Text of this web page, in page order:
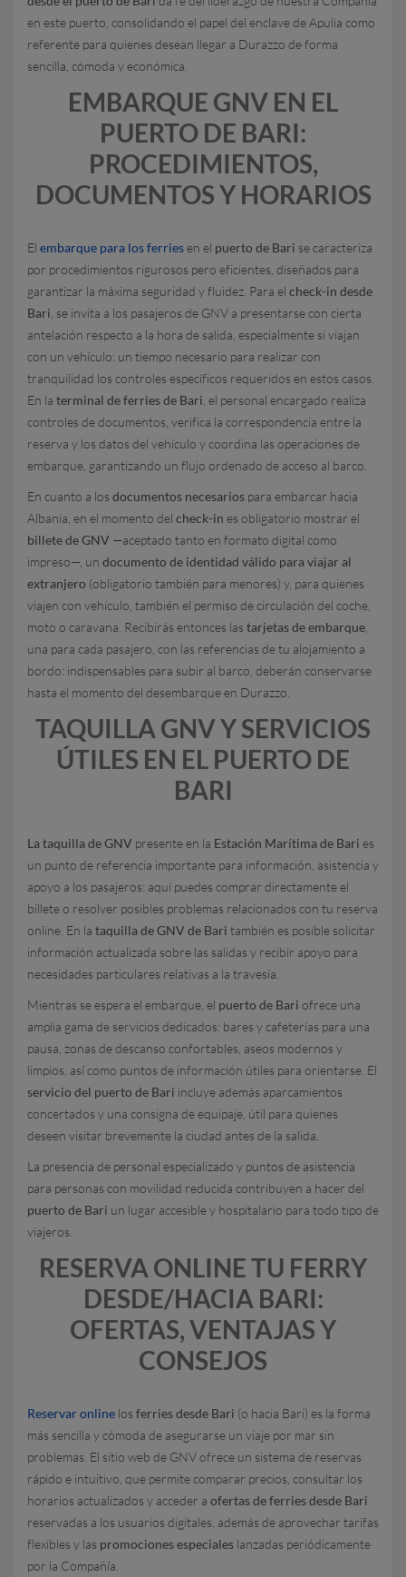
en este puerto, consolidando el papel del enclave de Apulia como
referente para quienes desean llegar a Durazzo de forma
sencilla, cómoda y económica.
EMBARQUE GNV EN EL
PUERTO DE BARI:
PROCEDIMIENTOS,
DOCUMENTOS Y HORARIOS
El embarque para los ferriesen el puerto de Bari se caracteriza
por procedimientos rigurosos pero eficientes, diseñados para
garantizar la máxima seguridad y fluidez. Para el check-in desde
Bari , se invita a los pasajeros de GNV a presentarse con cierta
antelación respecto a la hora de salida, especialmente si viajan
con un vehículo: un tiempo necesario para realizar con
tranquilidad los controles específicos requeridos en estos casos.
En la terminal de ferries de Bari , el personal encargado realiza
controles de documentos, verifica la correspondencia entre la
reserva y los datos del vehículo y coordina las operaciones de
embarque, garantizando un flujo ordenado de acceso al barco.
En cuanto a los documentos necesarios para embarcar hacia
Albania, en el momento del check-in es obligatorio mostrar el
billete de GNV —aceptado tanto en formato digital como
impreso—, un documento de identidad válido para viajar al
extranjero (obligatorio también para menores) y, para quienes
viajen con vehículo, también el permiso de circulación del coche,
moto o caravana. Recibirás entonces las tarjetas de embarque
una para cada pasajero, con las referencias de tu alojamiento a
bordo: indispensables para subir al barco, deberán conservarse
hasta el momento del desembarque en Durazzo.
TAQUILLA GNV Y SERVICIOS
ÚTILES EN EL PUERTO DE
BARI
La taquilla de GNV presente en la Estación Marítima de Bari es
un punto de referencia importante para información, asistencia y
apoyo a los pasajeros: aquí puedes comprar directamente el
billete o resolver posibles problemas relacionados con tu reserva
online. En la taquilla de GNV de Bari también es posible solicitar
información actualizada sobre las salidas y recibir apoyo para
necesidades particulares relativas a la travesía.
Mientras se espera el embarque, el puerto de Bari ofrece una
amplia gama de servicios dedicados: bares y cafeterías para una
pausa, zonas de descanso confortables, aseos modernos y
limpios, así como puntos de información útiles para orientarse. El
servicio del puerto de Bari incluye además aparcamientos
concertados y una consigna de equipaje, útil para quienes
deseen visitar brevemente la ciudad antes de la salida.
La presencia de personal especializado y puntos de asistencia
para personas con movilidad reducida contribuyen a hacer del
puerto de Bari un lugar accesible y hospitalario para todo tipo de
viajeros.
RESERVA ONLINE TU FERRY
DESDE/HACIA BARI:
OFERTAS, VENTAJAS Y
CONSEJOS
Reservar online los ferries desde Bari (o hacia Bari) es la forma
más sencilla y cómoda de asegurarse un viaje por mar sin
problemas. El sitio web de GNV ofrece un sistema de reservas
rápido e intuitivo, que permite comparar precios, consultar los
horarios actualizados y acceder a ofertas de ferries desde Bari
reservadas a los usuarios digitales, además de aprovechar tarifas
flexibles y las promociones especiales lanzadas periódicamente
por la Compañía.